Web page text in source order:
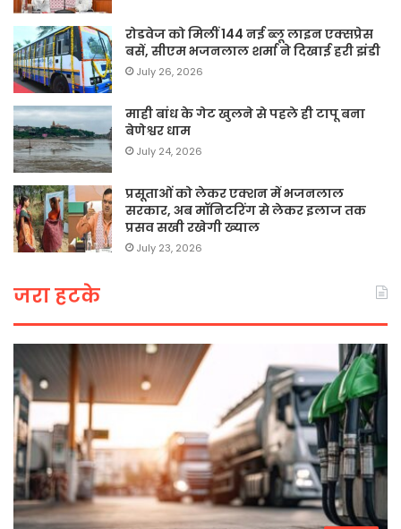
रोडवेज को मिलीं 144 नई ब्लू लाइन एक्सप्रेस
बसें, सीएम भजनलाल शर्मा ने दिखाई हरी झंडी
July 26, 2026
माही बांध के गेट खुलने से पहले ही टापू बना
बेणेश्वर धाम
July 24, 2026
प्रसूताओं को लेकर एक्शन में भजनलाल
सरकार, अब मॉनिटरिंग से लेकर इलाज तक
प्रसव सखी रखेगी ख्याल
July 23, 2026
जरा हटके